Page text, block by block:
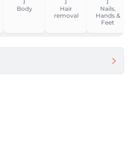
Body
Hair
removal
Nails,
Hands &
Feet